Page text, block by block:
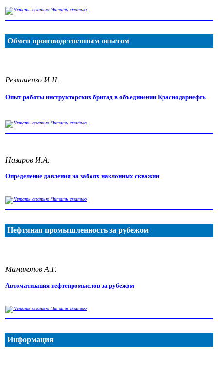
Читать статью
Обмен производственным опытом
Резниченко И.Н.
Опыт работы инструкторских бригад в объединении Краснодарнефть
Читать статью
Назаров И.А.
Определение давления на забоях наклонных скважин
Читать статью
Нефтяная промышленность за рубежом
Мамиконов А.Г.
Автоматизация нефтепромыслов за рубежом
Читать статью
Информация